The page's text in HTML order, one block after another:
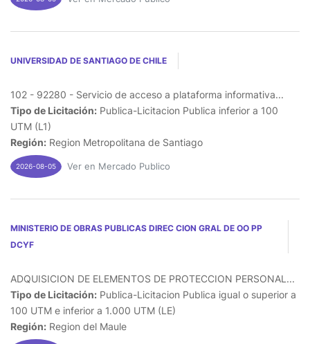
UNIVERSIDAD DE SANTIAGO DE CHILE
102 - 92280 - Servicio de acceso a plataforma informativa...
Tipo de Licitación: Publica-Licitacion Publica inferior a 100
UTM (L1)
Región: Region Metropolitana de Santiago
2026-08-05 Ver en Mercado Publico
MINISTERIO DE OBRAS PUBLICAS DIREC CION GRAL DE OO PP
DCYF
ADQUISICION DE ELEMENTOS DE PROTECCION PERSONAL...
Tipo de Licitación: Publica-Licitacion Publica igual o superior a
100 UTM e inferior a 1.000 UTM (LE)
Región: Region del Maule